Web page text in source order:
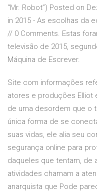
“Mr. Robot”) Posted on
in 2015 - As escolhas da
// 0 Comments. Estas
televisão de 2015,
Máquina de Escrever.
Site com informações
atores e produções Elliot
de uma desordem que o
única forma de se
suas vidas, ele alia seu
segurança online para
daqueles que tentam, de
atividades chamam a
anarquista que Pode